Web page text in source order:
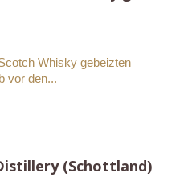
Whisky gebeizten
vor den...
(Schottland)